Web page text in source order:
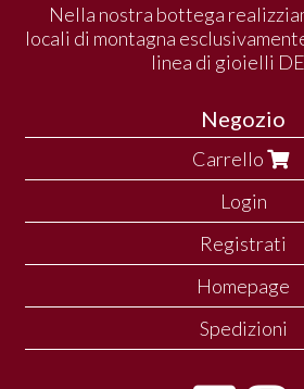
Nella nostra bottega
locali di montagna
linea di gioielli
Negozio
Carrello
Login
Registrati
Homepage
Spedizioni